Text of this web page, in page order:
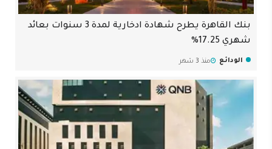
بنك القاهرة يطرح شهادة ادخارية لمدة 3 سنوات بعائد
شهري 17.25%
الودائع منذ 3 شهر